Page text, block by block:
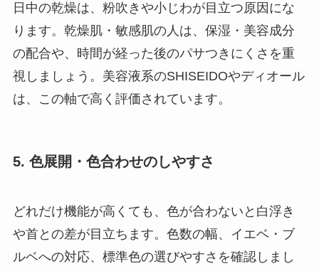
日中の乾燥は、粉吹きや小じわが目立つ原因にな
ります。乾燥肌・敏感肌の人は、保湿・美容成分
の配合や、時間が経った後のパサつきにくさを重
視しましょう。美容液系のSHISEIDOやディオール
は、この軸で高く評価されています。
5. 色展開・色合わせのしやすさ
どれだけ機能が高くても、色が合わないと白浮き
や首との差が目立ちます。色数の幅、イエベ・ブ
ルベへの対応、標準色の選びやすさを確認しまし